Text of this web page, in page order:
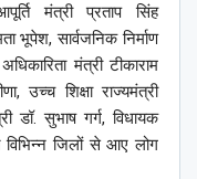
मंत्री प्रताप सिंह
भूपेश, सार्वजनिक निर्माण
मंत्री टीकाराम
उच्च शिक्षा राज्यमंत्री
डॉ. सुभाष गर्ग, विधायक
विभिन्न जिलों से आए लोग